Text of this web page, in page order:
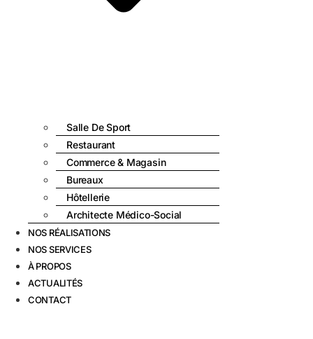
Salle De Sport
Restaurant
Commerce & Magasin
Bureaux
Hôtellerie
Architecte Médico-Social
NOS RÉALISATIONS
NOS SERVICES
À PROPOS
ACTUALITÉS
CONTACT